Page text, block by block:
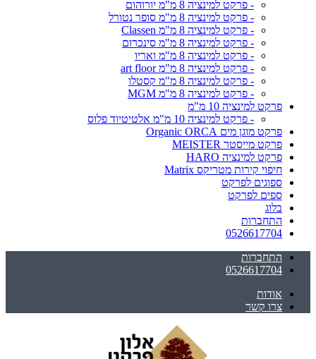
- פרקט למינציה 8 מ"מ יורוהום
- פרקט למינציה 8 מ"מ סופר נטורל
- פרקט למינציה 8 מ"מ Classen
- פרקט למינציה 8 מ"מ סינכרום
- פרקט למינציה 8 מ"מ ואריו
- פרקט למינציה 8 מ"מ art floor
- פרקט למינציה 8 מ"מ קסטלו
- פרקט למינציה 8 מ"מ MGM
פרקט למינציה 10 מ"מ
- פרקט למינציה 10 מ"מ אלטיטיוד פלוס
פרקט מוגן מים Organic ORCA
פרקט מייסטר MEISTER
פרקט למינציה HARO
חיפוי קירות מטריקס Matrix
ספוגים לפרקט
ספים לפרקט
בלוג
התחברות
0526617704
התחברות
0526617704
אודות
צרו קשר